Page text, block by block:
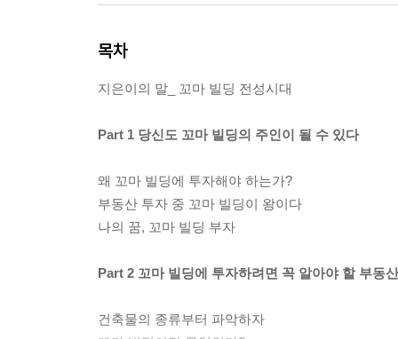
목차
지은이의 말_ 꼬마 빌딩 전성시대
Part 1 당신도 꼬마 빌딩의 주인이 될 수 있다
왜 꼬마 빌딩에 투자해야 하는가?
부동산 투자 중 꼬마 빌딩이 왕이다
나의 꿈, 꼬마 빌딩 부자
Part 2 꼬마 빌딩에 투자하려면 꼭 알아야 할 부동
건축물의 종류부터 파악하자